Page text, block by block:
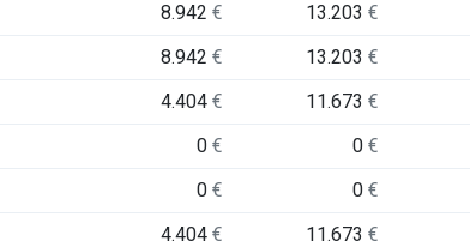
8.942€ 13.203€
8.942€ 13.203€
4.404€ 11.673€
0€ 0€
0€ 0€
4.404€ 11.673€